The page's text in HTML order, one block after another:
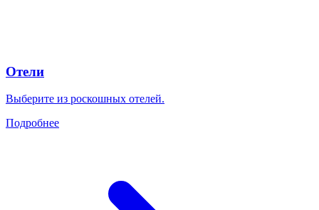
Отели
Выберите из роскошных отелей.
Подробнее